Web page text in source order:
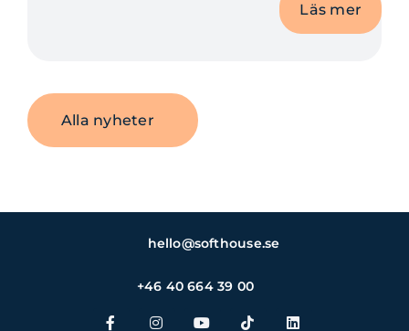
Läs mer
Alla nyheter
hello@softhouse.se
+46 40 664 39 00